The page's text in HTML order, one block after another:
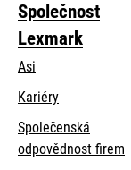
Společnost
Lexmark
Asi
Kariéry
Společenská
odpovědnost firem